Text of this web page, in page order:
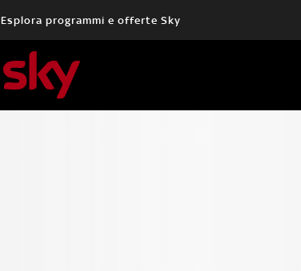
Esplora programmi e offerte Sky